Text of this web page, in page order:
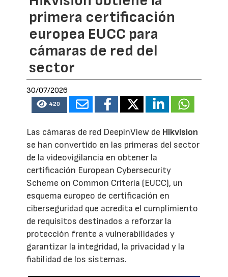
primera certificación
europea EUCC para
cámaras de red del
sector
30/07/2026
420
Las cámaras de red DeepinView de Hikvision
se han convertido en las primeras del sector
de la videovigilancia en obtener la
certificación European Cybersecurity
Scheme on Common Criteria (EUCC), un
esquema europeo de certificación en
ciberseguridad que acredita el cumplimiento
de requisitos destinados a reforzar la
protección frente a vulnerabilidades y
garantizar la integridad, la privacidad y la
fiabilidad de los sistemas.